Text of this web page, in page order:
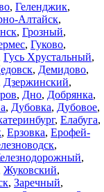
, Геленджик,
Алтайск,
, Грозный,
, Гуково,
Гусь Хрустальный,
, Демидово,
Дзержинский,
, Дно, Добрянка,
, Дубовка, Дубовое,
, Елабуга,
, Ерзовка, Ерофей-
,
,
Жуковский,
, Заречный,